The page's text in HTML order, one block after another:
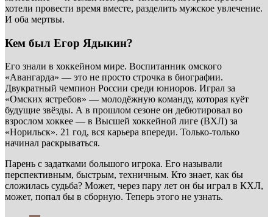
хотели провести время вместе, разделить мужское увлечение.
И оба мертвы.
Кем был Егор Ядыкин?
Его знали в хоккейном мире. Воспитанник омского
«Авангарда» — это не просто строчка в биографии.
Двукратный чемпион России среди юниоров. Играл за
«Омских ястребов» — молодёжную команду, которая куёт
будущие звёзды. А в прошлом сезоне он дебютировал во
взрослом хоккее — в Высшей хоккейной лиге (ВХЛ) за
«Норильск». 21 год, вся карьера впереди. Только-только
начинал раскрываться.
Парень с задатками большого игрока. Его называли
перспективным, быстрым, техничным. Кто знает, как бы
сложилась судьба? Может, через пару лет он бы играл в КХЛ,
может, попал бы в сборную. Теперь этого не узнать.